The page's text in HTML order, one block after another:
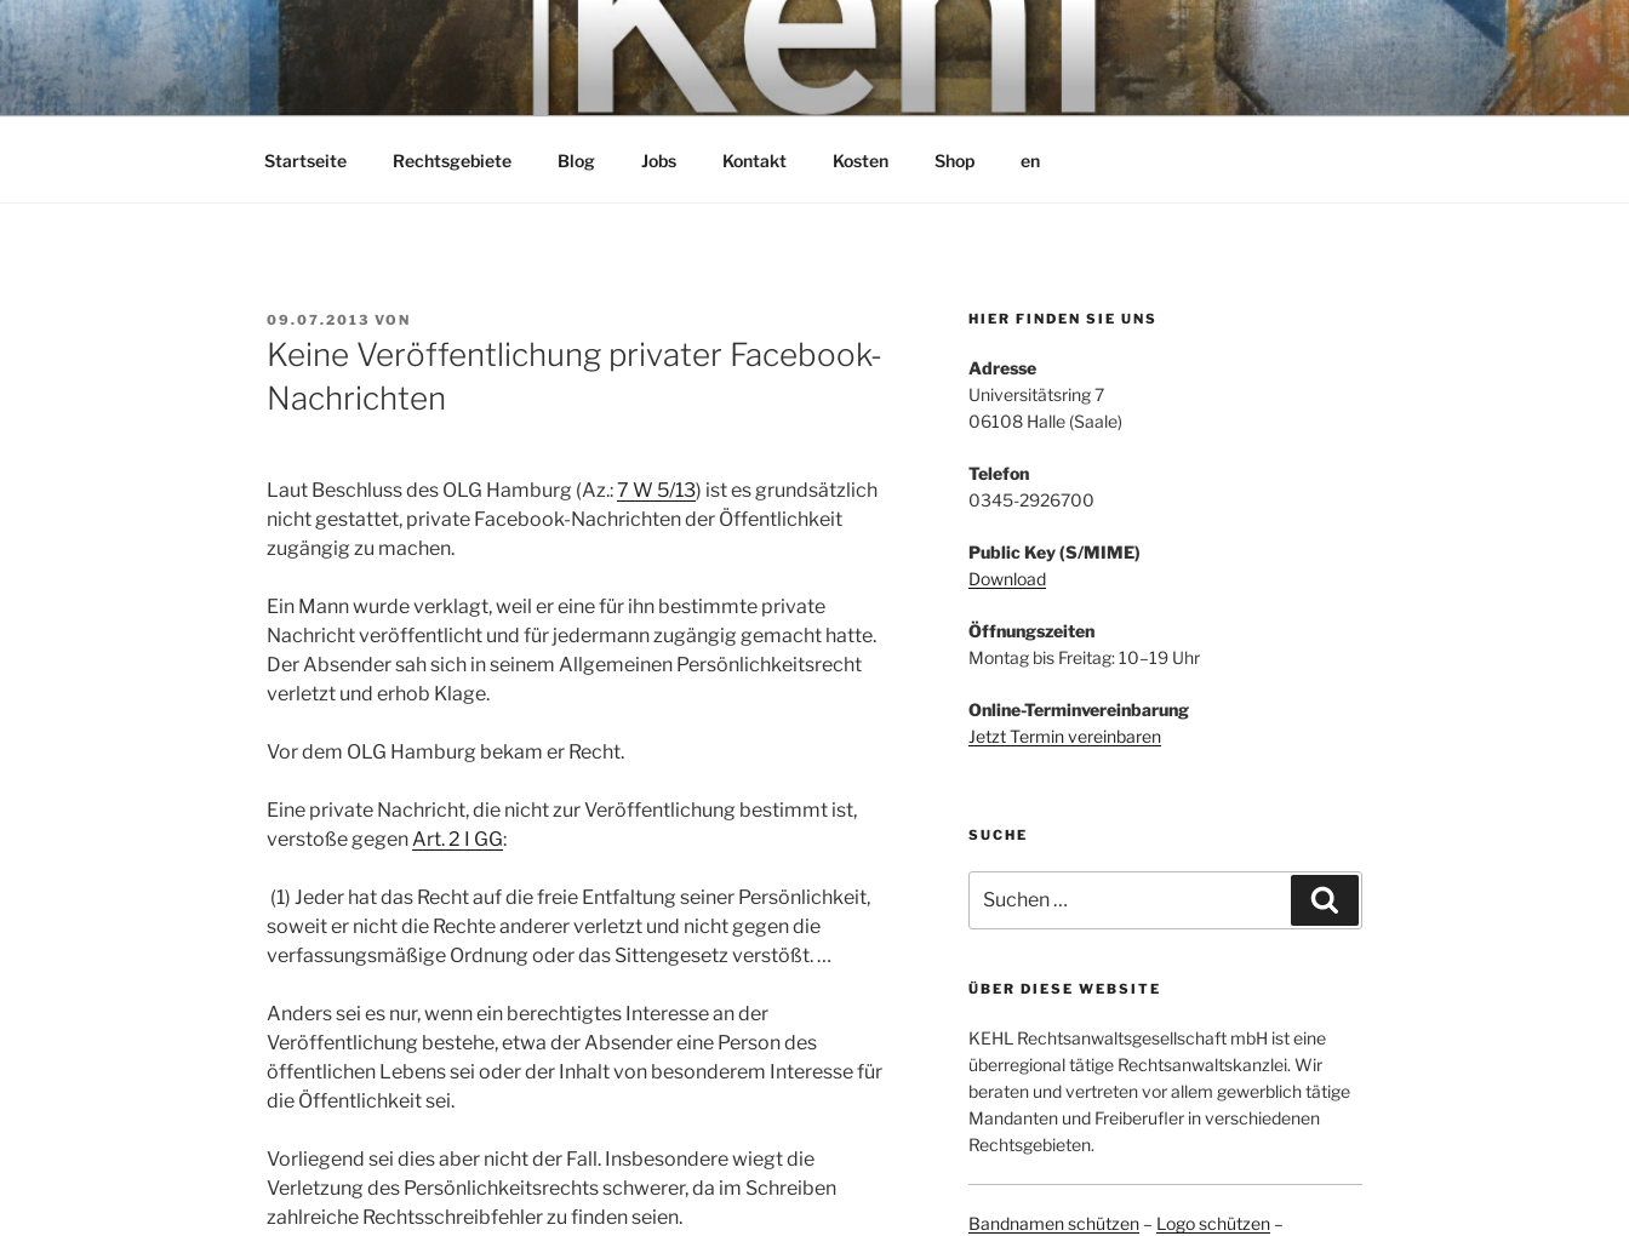
Zum
Inhalt
springen
KEHL
Rechtsanwaltsgesellschaft mbH
Startseite Rechtsgebiete Blog Jobs Kontakt Kosten Shop en
VERÖFFENTLICHT
AM
09.07.2013 VON
Keine Veröffentlichung privater Facebook-
Nachrichten
Laut Beschluss des OLG Hamburg (Az.:7 W 5/13) ist es grundsätzlich
nicht gestattet, private Facebook-Nachrichten der Öffentlichkeit
zugängig zu machen.
Ein Mann wurde verklagt, weil er eine für ihn bestimmte private
Nachricht veröffentlicht und für jedermann zugängig gemacht hatte.
Der Absender sah sich in seinem Allgemeinen Persönlichkeitsrecht
verletzt und erhob Klage.
Vor dem OLG Hamburg bekam er Recht.
Eine private Nachricht, die nicht zur Veröffentlichung bestimmt ist,
verstoße gegenArt. 2 I GG:
(1) Jeder hat das Recht auf die freie Entfaltung seiner Persönlichkeit,
soweit er nicht die Rechte anderer verletzt und nicht gegen die
verfassungsmäßige Ordnung oder das Sittengesetz verstößt. …
Anders sei es nur, wenn ein berechtigtes Interesse an der
Veröffentlichung bestehe, etwa der Absender eine Person des
öffentlichen Lebens sei oder der Inhalt von besonderem Interesse für
die Öffentlichkeit sei.
Vorliegend sei dies aber nicht der Fall. Insbesondere wiegt die
Verletzung des Persönlichkeitsrechts schwerer, da im Schreiben
zahlreiche Rechtsschreibfehler zu finden seien.
HIER FINDEN SIE UNS
Adresse
Universitätsring 7
06108 Halle (Saale)
Telefon
0345-2926700
Public Key (S/MIME)
Download
Öffnungszeiten
Montag bis Freitag: 10–19 Uhr
Online-Terminvereinbarung
Jetzt Termin vereinbaren
SUCHE
nach:
ÜBER DIESE WEBSITE
KEHL Rechtsanwaltsgesellschaft mbH ist eine
überregional tätige Rechtsanwaltskanzlei. Wir
beraten und vertreten vor allem gewerblich tätige
Mandanten und Freiberufler in verschiedenen
Rechtsgebieten.
Bandnamen schützen– Logo schützen–